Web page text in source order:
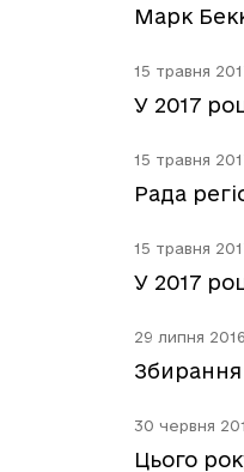
Марк
15 травня
У 2017
15 травня
Рада
15 травня
У 2017
29 липня
30 червня
Цього